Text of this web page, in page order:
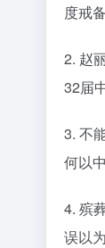
度戒
2. 赵
32届
3. 不
何以
4. 殡
误以